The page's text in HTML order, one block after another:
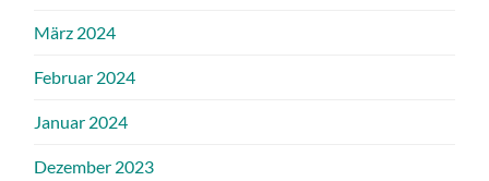
März 2024
Februar 2024
Januar 2024
Dezember 2023